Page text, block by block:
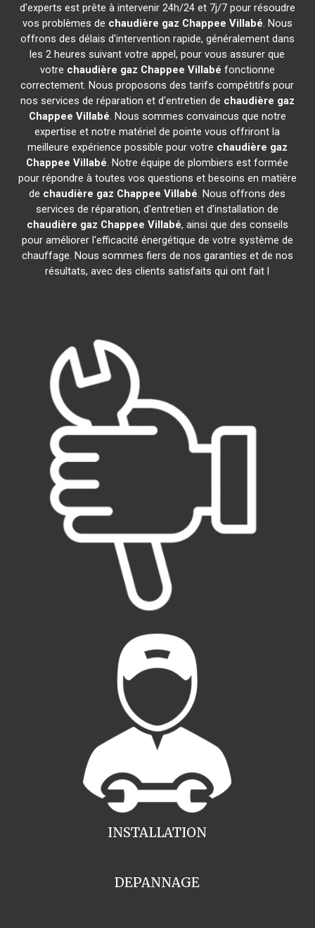
d'experts est prête à intervenir 24h/24 et 7j/7 pour résoudre
vos problèmes de chaudière gaz Chappee Villabé. Nous
offrons des délais d'intervention rapide, généralement dans
les 2 heures suivant votre appel, pour vous assurer que
votre chaudière gaz Chappee Villabé fonctionne
correctement. Nous proposons des tarifs compétitifs pour
nos services de réparation et d'entretien de chaudière gaz
Chappee Villabé. Nous sommes convaincus que notre
expertise et notre matériel de pointe vous offriront la
meilleure expérience possible pour votre chaudière gaz
Chappee Villabé. Notre équipe de plombiers est formée
pour répondre à toutes vos questions et besoins en matière
de chaudière gaz Chappee Villabé. Nous offrons des
services de réparation, d'entretien et d'installation de
chaudière gaz Chappee Villabé, ainsi que des conseils
pour améliorer l'efficacité énergétique de votre système de
chauffage. Nous sommes fiers de nos garanties et de nos
résultats, avec des clients satisfaits qui ont fait l
INSTALLATION
DEPANNAGE